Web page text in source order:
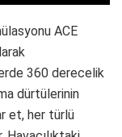
ACE
360 derecelik
dürtülerinin
et, her türlü